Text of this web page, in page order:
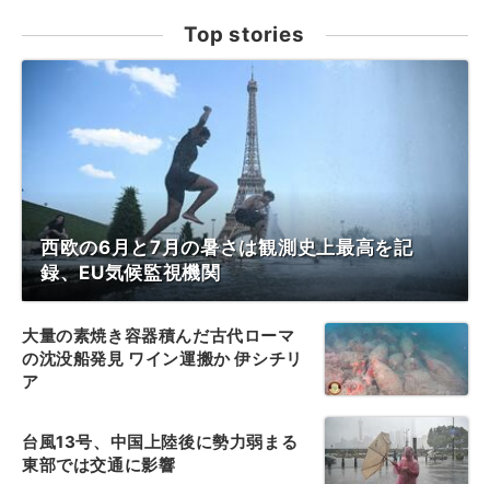
Top stories
西欧の6月と7月の暑さは観測史上最高を記
録、EU気候監視機関
大量の素焼き容器積んだ古代ローマ
の沈没船発見 ワイン運搬か 伊シチリ
ア
台風13号、中国上陸後に勢力弱まる
東部では交通に影響